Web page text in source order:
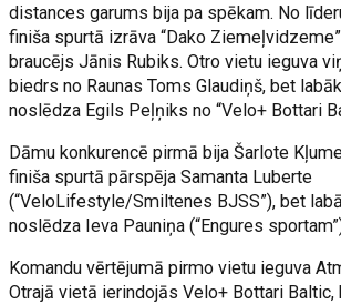
distances garums bija pa spēkam. No
finiša spurtā izrāva “Dako
braucējs Jānis Rubiks. Otro vietu ieguva
biedrs no Raunas Toms Glaudiņš, bet
noslēdza Egils Peļņiks no “Velo+ Bottari
Dāmu konkurencē pirmā bija Šarlote
finiša spurtā pārspēja Samanta Luberte
(“VeloLifestyle/Smiltenes BJSS”), bet
noslēdza Ieva Pauniņa (“Engures
Komandu vērtējumā pirmo vietu ieguva
Otrajā vietā ierindojās Velo+ Bottari Baltic,